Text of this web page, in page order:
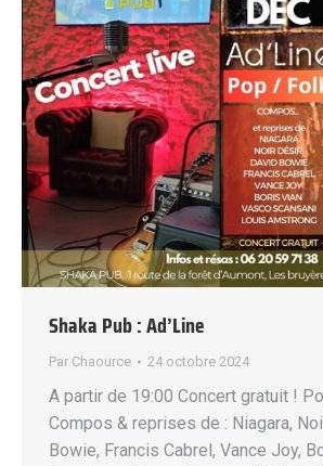
Shaka Pub : Ad’Line
Par Chaource 24 octobre 2024
A partir de 19:00 Concert gratuit !
Compos & reprises de : Niagara,
Bowie, Francis Cabrel, Vance Joy,